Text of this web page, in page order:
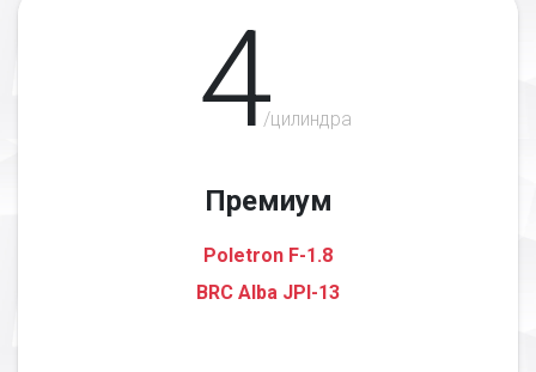
4/цилиндра
Премиум
Poletron F-1.8
BRC Alba JPI-13